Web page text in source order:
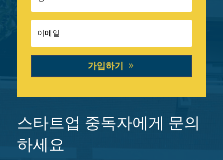
가입하기
스타트업 중독자에게 문의
하세요